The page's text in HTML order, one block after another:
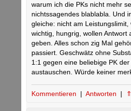
warum ich die PKs nicht mehr
nichtssagendes blablabla. Und
gleiche: nicht am Leistungslimit,
wichtig, hungrig, wollen Antwort
geben. Alles schon zig Mal
passiert. Geschwätz ohne
1:1 gegen eine beliebige PK
austauschen. Würde keiner
Kommentieren | Antworten |